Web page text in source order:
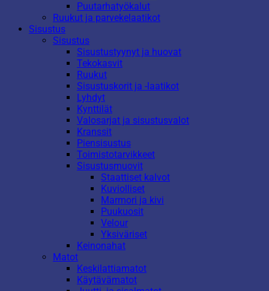
Puutarhatyökalut
Ruukut ja parvekelaatikot
Sisustus
Sisustus
Sisustustyynyt ja huovat
Tekokasvit
Ruukut
Sisustuskorit ja -laatikot
Lyhdyt
Kynttilät
Valosarjat ja sisustusvalot
Kranssit
Piensisustus
Toimistotarvikkeet
Sisustusmuovit
Staattiset kalvot
Kuviolliset
Marmori ja kivi
Puukuosit
Velour
Yksiväriset
Keinonahat
Matot
Keskilattiamatot
Käytävämatot